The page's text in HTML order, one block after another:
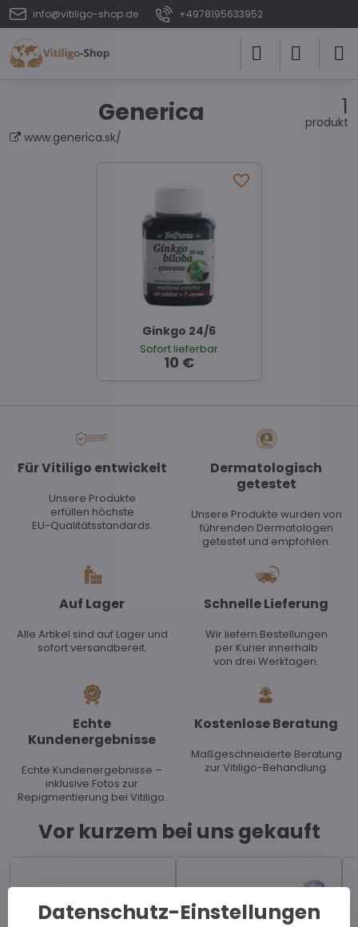
info@vitiligo-shop.de +4978195633952
Generica
www.generica.sk/
1
produkt
Ginkgo 24/6
Sofort lieferbar
10 €
Für Vitiligo entwickelt
Unsere Produkte
erfüllen höchste
EU-Qualitätsstandards.
Dermatologisch
getestet
Unsere Produkte wurden von
führenden Dermatologen
getestet und empfohlen.
Auf Lager
Alle Artikel sind auf Lager und
sofort versandbereit.
Schnelle Lieferung
Wir liefern Bestellungen
per Kurier innerhalb
von drei Werktagen.
Echte
Kundenergebnisse
Echte Kundenergebnisse –
inklusive Fotos zur
Repigmentierung bei Vitiligo.
Kostenlose Beratung
Maßgeschneiderte Beratung
zur Vitiligo-Behandlung.
Vor kurzem bei uns gekauft
Datenschutz-Einstellungen